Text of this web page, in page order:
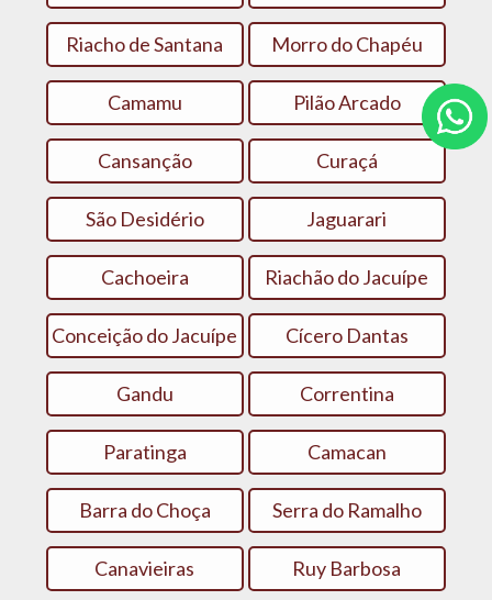
Riacho de Santana Morro do Chapéu
Camamu Pilão Arcado
Cansanção Curaçá
São Desidério Jaguarari
Cachoeira Riachão do Jacuípe
Conceição do Jacuípe Cícero Dantas
Gandu Correntina
Paratinga Camacan
Barra do Choça Serra do Ramalho
Canavieiras Ruy Barbosa